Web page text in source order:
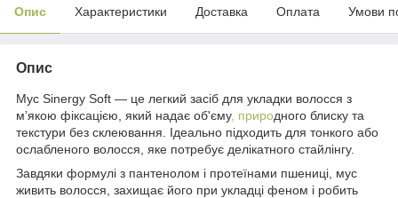
Опис Характеристики Доставка Оплата Умови
Опис
Мус Sinergy Soft — це легкий засіб для укладки волосся з
м’якою фіксацією, який надає об'єму, природного блиску та
текстури без склеювання. Ідеально підходить для тонкого або
ослабленого волосся, яке потребує делікатного стайлінгу.
Завдяки формулі з пантенолом і протеїнами пшениці, мус
живить волосся, захищає його при укладці феном і робить